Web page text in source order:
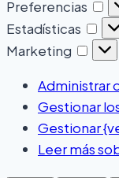
Preferencias
Estadísticas
Marketing
Administrar
Gestionar
Gestionar
Leer más